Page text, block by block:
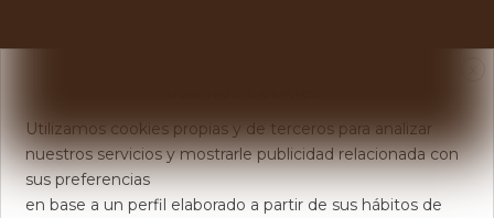
Utilizamos cookies propias y de terceros para analizar
nuestros servicios y mostrarle publicidad relacionada con
sus preferencias
en base a un perfil elaborado a partir de sus hábitos de